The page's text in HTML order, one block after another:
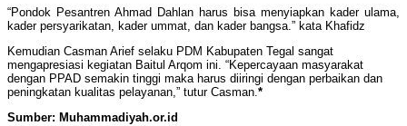
“Pondok Pesantren Ahmad Dahlan harus bisa menyiapkan kader ulama,
kader persyarikatan, kader ummat, dan kader bangsa.” kata Khafidz
Kemudian Casman Arief selaku PDM Kabupaten Tegal sangat
mengapresiasi kegiatan Baitul Arqom ini. “Kepercayaan masyarakat
dengan PPAD semakin tinggi maka harus diiringi dengan perbaikan dan
peningkatan kualitas pelayanan,” tutur Casman.*
Sumber: Muhammadiyah.or.id